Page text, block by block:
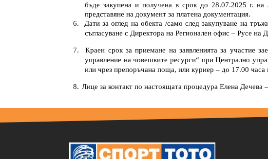
бъде закупена и получена в срок до 28.07.2025 г.
представяне на документ за платена документация.
6.
Дати за оглед на обекта /само след закупуване на
съгласуване с Директора на Регионален офис – Русе на
7. Краен срок за приемане на заявленията за участие
управление на човешките ресурси“ приЦентрално
или чрез препоръчана поща, или куриер – до 17.00 часа
8. Лице за контакт по настоящата процедура Елена Дечева